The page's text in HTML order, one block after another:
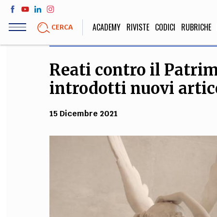
Salta
contenuto
CERCA ACADEMY RIVISTE CODICI RUBRICHE
LIFE STYLE
Sport, Cucina, Viaggi,
SOCIETÀ
Politica,
STORIA E
Scienze
umanistiche,
Reati contro il
introdotti nuovi
15 Dicembre 2021